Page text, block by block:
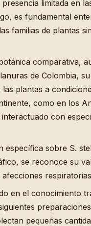
limitada en
es fundamental
familias de plantas
comparativa,
de Colombia,
plantas a
como en los
con
específica sobre S.
se reconoce su
en el conocimiento
pequeñas